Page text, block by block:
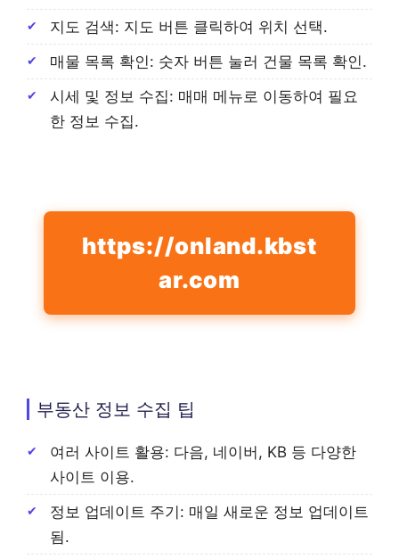
지도 검색: 지도 버튼 클릭하여 위치 선택.
매물 목록 확인: 숫자 버튼 눌러 건물 목록 확인.
시세 및 정보 수집: 매매 메뉴로 이동하여 필요
한 정보 수집.
https://onland.kbst
ar.com
부동산 정보 수집 팁
여러 사이트 활용: 다음, 네이버, KB 등 다양한
사이트 이용.
정보 업데이트 주기: 매일 새로운 정보 업데이트
됨.